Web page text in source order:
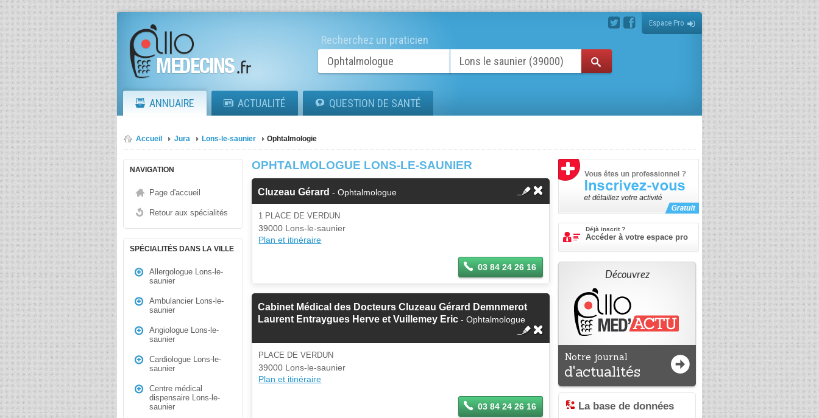
Espace Pro
Recherchez un praticien
ANNUAIRE ACTUALITÉ QUESTION DE SANTÉ
Accueil Jura Lons-le-saunier Ophtalmologie
NAVIGATION
Page d'accueil
Retour aux spécialités
SPÉCIALITÉS DANS LA VILLE
Allergologue Lons-le-
saunier
Ambulancier Lons-le-
saunier
Angiologue Lons-le-
saunier
Cardiologue Lons-le-
saunier
Centre médical
dispensaire Lons-le-
saunier
OPHTALMOLOGUE LONS-LE-SAUNIER
Cluzeau Gérard - Ophtalmologue
1 PLACE DE VERDUN
39000 Lons-le-saunier
Plan et itinéraire
03 84 24 26 16
Cabinet Médical des Docteurs Cluzeau Gérard Demnmerot
Laurent Entraygues Herve et Vuillemey Eric - Ophtalmologue
PLACE DE VERDUN
39000 Lons-le-saunier
Plan et itinéraire
03 84 24 26 16
Déjà inscrit ?
Accéder à votre espace pro
Découvrez
Notre journal
d'actualités
La base de données